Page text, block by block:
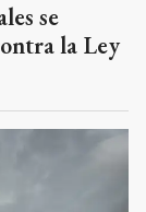
se
la Ley